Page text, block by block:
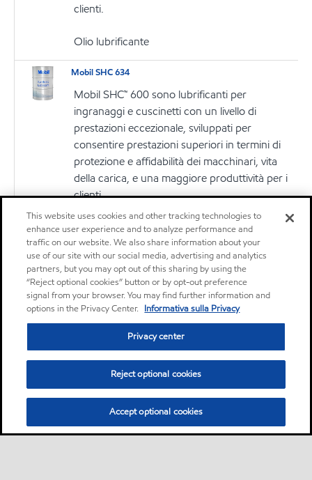
clienti.
Olio lubrificante
Mobil SHC 634
Mobil SHC™ 600 sono lubrificanti per
ingranaggi e cuscinetti con un livello di
prestazioni eccezionale, sviluppati per
consentire prestazioni superiori in termini di
protezione e affidabilità dei macchinari, vita
della carica, e una maggiore produttività per i
clienti.
Olio lubrificante
Mobilgear 600 XP 220
I Mobilgear 600 XP sono oli per ingranaggi ad
altissime prestazioni con eccezionali
caratteristiche alle estreme pressioni e capacità
di carico, destinati a un impiego in tutti i tipi di
ingranaggi chiusi con sistemi di lubrificazione a
circolazione o a sbattimento.
Olio lubrificante
Mobilgrease XHP 222
This website uses cookies and other tracking technologies to
enhance user experience and to analyze performance and
traffic on our website. We also share information about your
use of our site with our social media, advertising and analytics
partners, but you may opt out of this sharing by using the
“Reject optional cookies” button or by opt-out preference
signal from your browser. You may find further information and
options in the Privacy Center. Informativa sulla Privacy
Privacy center
Reject optional cookies
Accept optional cookies